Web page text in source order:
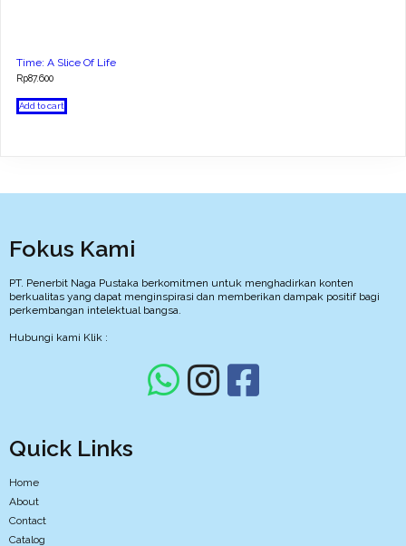
Time: A Slice Of Life
Rp87.600
Add to cart
Fokus Kami
PT. Penerbit Naga Pustaka berkomitmen untuk menghadirkan konten
berkualitas yang dapat menginspirasi dan memberikan dampak positif bagi
perkembangan intelektual bangsa.
Hubungi kami Klik :
Quick Links
Home
About
Contact
Catalog